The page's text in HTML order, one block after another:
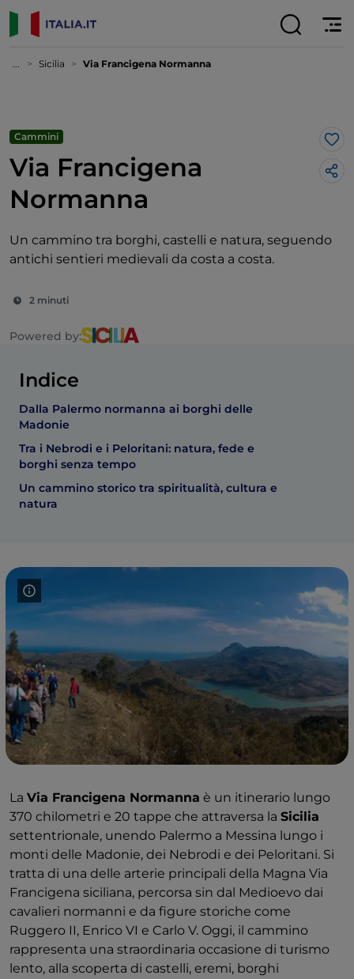
... Sicilia Via Francigena Normanna
Cammini
Via Francigena
Normanna
Un cammino tra borghi, castelli e natura, seguendo
antichi sentieri medievali da costa a costa.
2 minuti
Powered by:
Indice
Dalla Palermo normanna ai borghi delle
Madonie
Tra i Nebrodi e i Peloritani: natura, fede e
borghi senza tempo
Un cammino storico tra spiritualità, cultura e
natura
La Via Francigena Normanna è un itinerario lungo
370 chilometri e 20 tappe che attraversa la Sicilia
settentrionale, unendo Palermo a Messina lungo i
monti delle Madonie, dei Nebrodi e dei Peloritani. Si
tratta di una delle arterie principali della Magna Via
Francigena siciliana, percorsa sin dal Medioevo dai
cavalieri normanni e da figure storiche come
Ruggero II, Enrico VI e Carlo V. Oggi, il cammino
rappresenta una straordinaria occasione di turismo
lento, alla scoperta di castelli, eremi, borghi